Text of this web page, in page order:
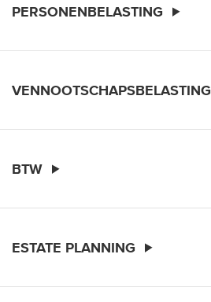
PERSONENBELASTING
VENNOOTSCHAPSBELASTING
BTW
ESTATE PLANNING